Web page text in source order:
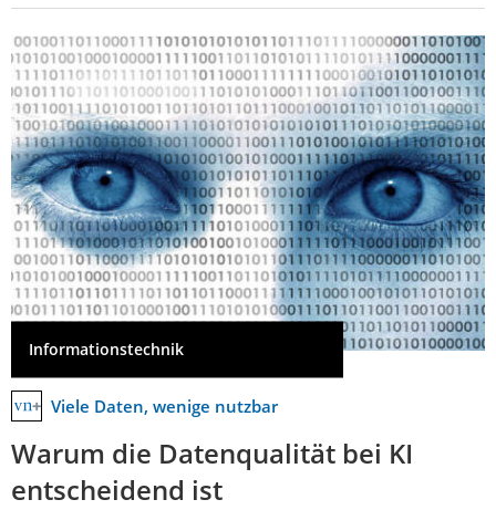
Informationstechnik
Viele Daten, wenige nutzbar
Warum die Datenqualität bei KI
entscheidend ist